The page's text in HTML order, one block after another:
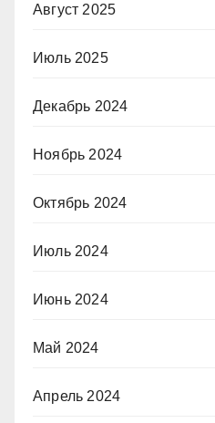
Август 2025
Июль 2025
Декабрь 2024
Ноябрь 2024
Октябрь 2024
Июль 2024
Июнь 2024
Май 2024
Апрель 2024